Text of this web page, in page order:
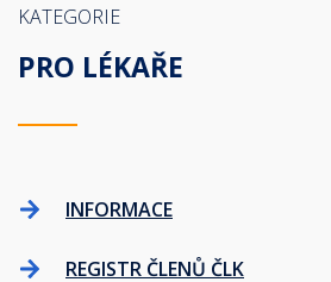
KATEGORIE
PRO LÉKAŘE
INFORMACE
REGISTR ČLENŮ ČLK